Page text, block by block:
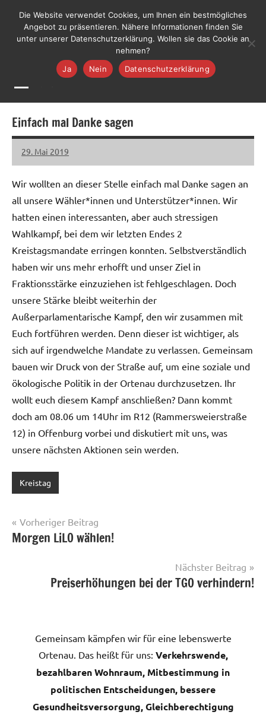
springen
LiLO
Liste
Lebenswerte
Ortenau
Jetzt mitmachen
Einfach mal Danke sagen
29. Mai 2019
LiLO
Wir wollten an dieser Stelle einfach mal Danke sagen an
all unsere Wähler*innen und Unterstützer*innen. Wir
hatten einen interessanten, aber auch stressigen
Wahlkampf, bei dem wir letzten Endes 2
Kreistagsmandate erringen konnten. Selbstverständlich
haben wir uns mehr erhofft und unser Ziel in
Fraktionsstärke einzuziehen ist fehlgeschlagen. Doch
unsere Stärke bleibt weiterhin der
Außerparlamentarische Kampf, den wir zusammen mit
Euch fortführen werden. Denn dieser ist wichtiger, als
sich auf irgendwelche Mandate zu verlassen. Gemeinsam
bauen wir Druck von der Straße auf, um eine soziale und
ökologische Politik in der Ortenau durchzusetzen. Ihr
wollt euch diesem Kampf anschließen? Dann kommt
doch am 08.06 um 14Uhr im R12 (Rammersweierstraße
12) in Offenburg vorbei und diskutiert mit uns, was
unsere nächsten Aktionen sein werden.
Kreistag
Beitragsnavigation
Vorheriger Beitrag
Morgen LiLO wählen!
Nächster Beitrag
Preiserhöhungen bei der TGO verhindern!
Gemeinsam kämpfen wir für eine lebenswerte
Ortenau. Das heißt für uns: Verkehrswende,
bezahlbaren Wohnraum, Mitbestimmung in
politischen Entscheidungen, bessere
Gesundheitsversorgung, Gleichberechtigung
Die Website verwendet Cookies, um Ihnen ein bestmögliches
Angebot zu präsentieren. Nähere Informationen finden Sie
unter unserer Datenschutzerklärung. Wollen sie das Cookie an
nehmen?
Ja
Nein Datenschutzerklärung